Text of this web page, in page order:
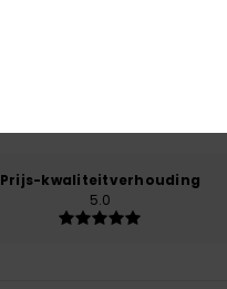
Prijs-kwaliteitverhouding
5.0